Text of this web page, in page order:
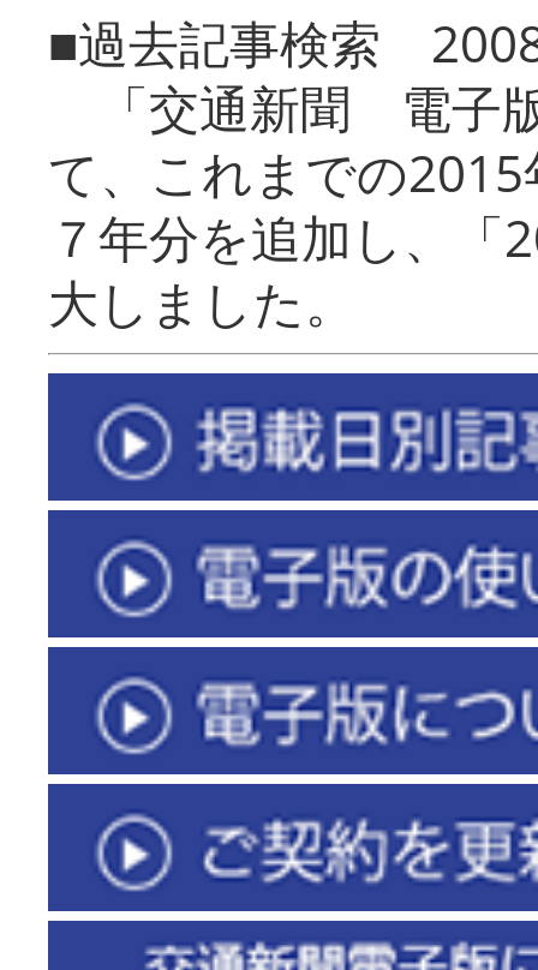
■過去記事検索
「交通新聞 電子
て、これまでの
７年分を追加し、「
大しまし